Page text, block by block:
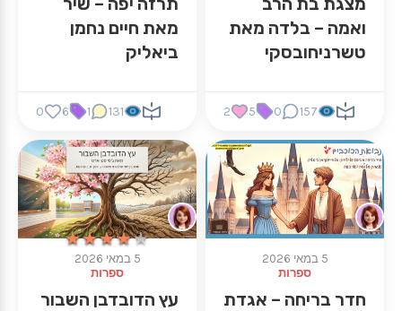
ואמה – בלדה מאת
טשרניחובסקי
157
0
5
2
מאת חיים נחמן
ביאליק
131
1
6
0
5 במאי 2026
ספרות
חדר בריחה – אגדת
★★★★★
★★★★★
5 במאי 2026
ספרות
עץ הדובדבן השבור